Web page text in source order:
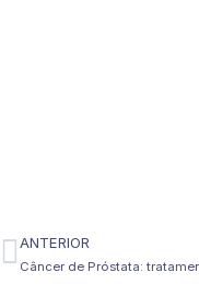
Anterior
ANTERIOR